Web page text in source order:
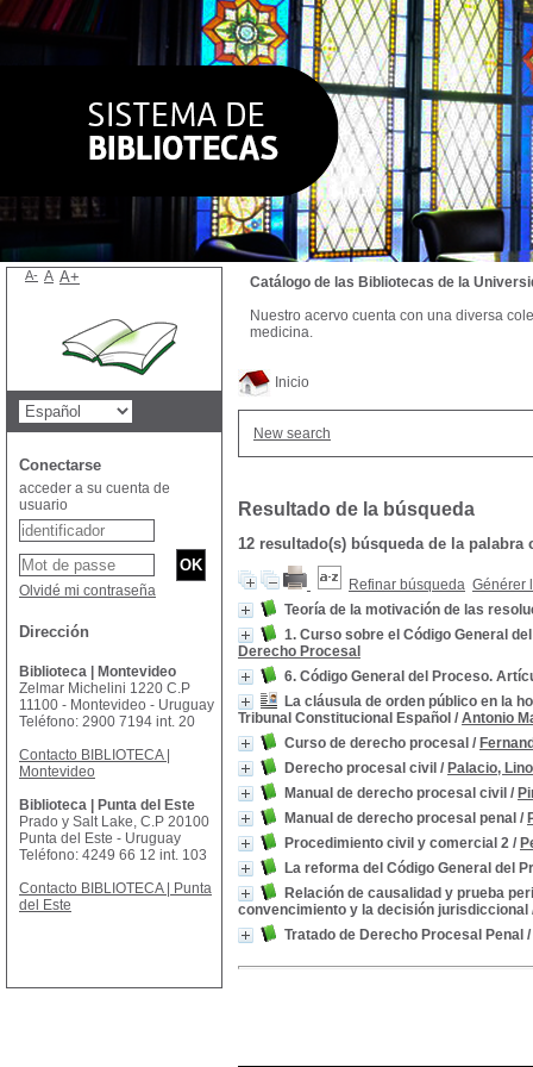
Inicio
New search
Resultado de la búsqueda
12 resultado(s) búsqueda de la palabra
Refinar búsqueda Générer
Teoría de la motivación de las
1. Curso sobre el Código General
Derecho Procesal
6. Código General del Proceso.
La cláusula de orden público en la
Tribunal Constitucional Español / Antonio
Curso de derecho procesal /
Derecho procesal civil / Palacio,
Manual de derecho procesal civil /
Manual de derecho procesal penal /
Procedimiento civil y comercial 2 /
La reforma del Código General del
Relación de causalidad y prueba
convencimiento y la decisión jurisdiccional
Tratado de Derecho Procesal Penal /
Catálogo de las Bibliotecas de la
Nuestro acervo cuenta con una diversa
medicina.
A- A A+
Conectarse
acceder a su cuenta de
usuario
Olvidé mi contraseña
Dirección
Biblioteca | Montevideo
Zelmar Michelini 1220 C.P
11100 - Montevideo - Uruguay
Teléfono: 2900 7194 int. 20
Contacto BIBLIOTECA |
Montevideo
Biblioteca | Punta del Este
Prado y Salt Lake, C.P 20100
Punta del Este - Uruguay
Teléfono: 4249 66 12 int. 103
Contacto BIBLIOTECA | Punta
del Este